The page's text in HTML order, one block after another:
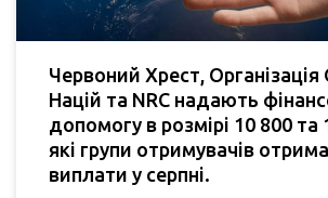
Червоний Хрест,
Націй та NRC надають
допомогу в розмірі 10 800 та
які групи отримувачів
виплати у серпні.